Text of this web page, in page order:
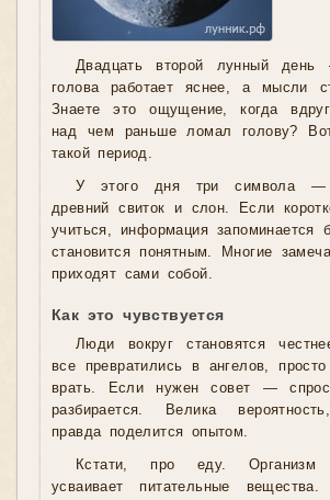
Двадцать второй лунный
голова работает яснее, а мысли
Знаете это ощущение, когда
над чем раньше ломал голову?
такой период.
У этого дня три символа —
древний свиток и слон. Если
учиться, информация запоминается
становится понятным. Многие
приходят сами собой.
Как это чувствуется
Люди вокруг становятся
все превратились в ангелов,
врать. Если нужен совет —
разбирается. Велика
правда поделится опытом.
Кстати, про еду. Организм
усваивает питательные